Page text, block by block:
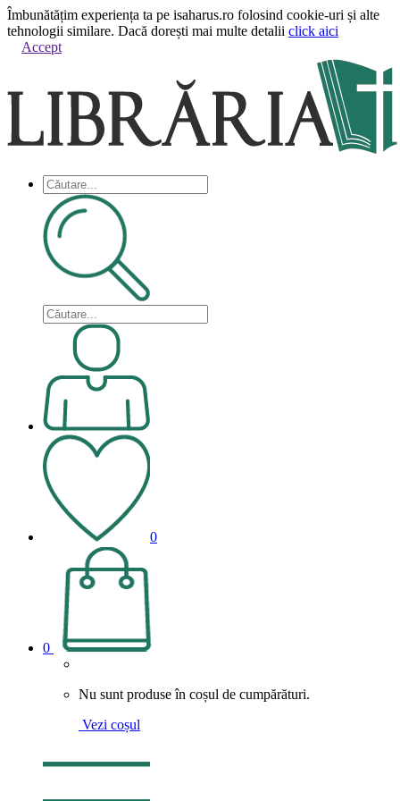
Îmbunătățim experiența ta pe isaharus.ro folosind cookie-uri și alte
tehnologii similare. Dacă dorești mai multe detalii click aici
Accept
0
0
Nu sunt produse în coșul de cumpărături.
Vezi coșul